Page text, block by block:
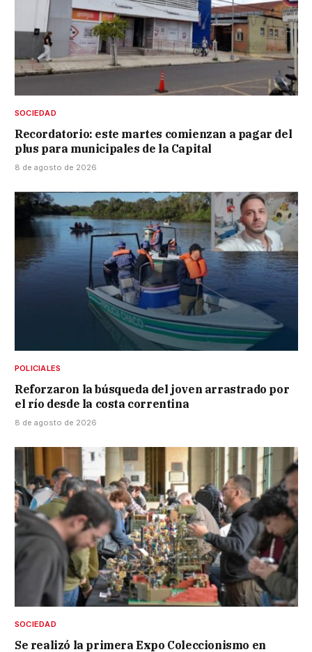
SOCIEDAD
Recordatorio: este martes comienzan a pagar del
plus para municipales de la Capital
8 de agosto de 2026
POLICIALES
Reforzaron la búsqueda del joven arrastrado por
el río desde la costa correntina
8 de agosto de 2026
SOCIEDAD
Se realizó la primera Expo Coleccionismo en